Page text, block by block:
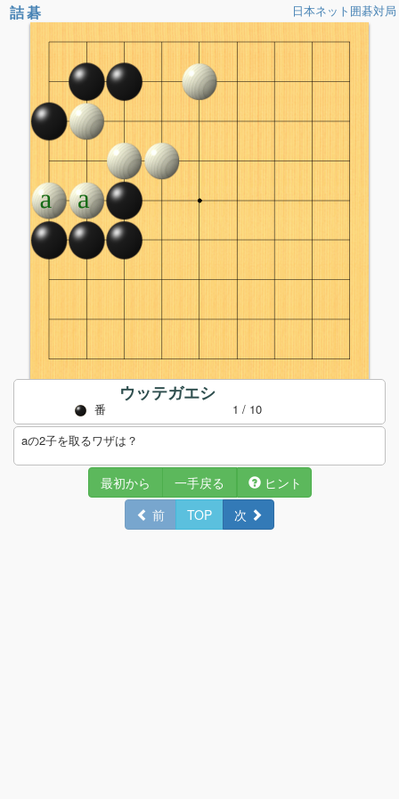
詰碁 日本ネット囲碁対局
ウッテガエシ
番 1 / 10
aの2子を取るワザは？
最初から 一手戻る
ヒント
前
TOP 次